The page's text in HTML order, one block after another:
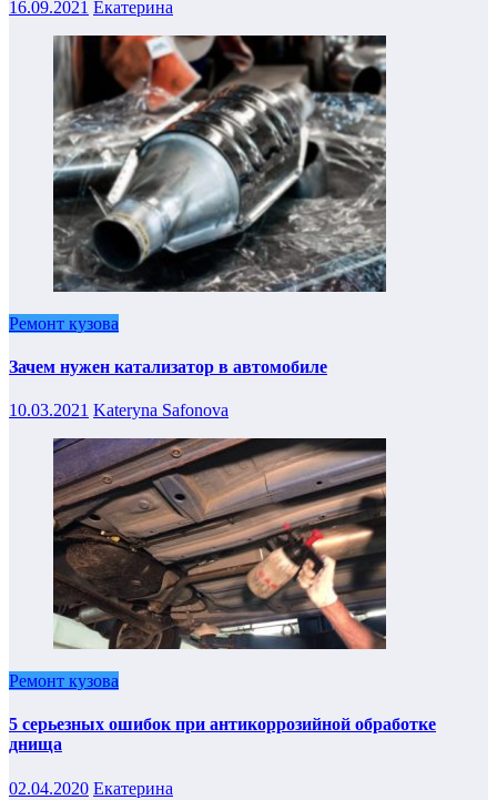
16.09.2021 Екатерина
Ремонт кузова
Зачем нужен катализатор в автомобиле
10.03.2021 Kateryna Safonova
Ремонт кузова
5 серьезных ошибок при антикоррозийной обработке
днища
02.04.2020 Екатерина